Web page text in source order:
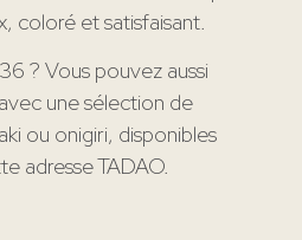
coloré et satisfaisant.
? Vous pouvez aussi
une sélection de
ou onigiri, disponibles
adresse TADAO.